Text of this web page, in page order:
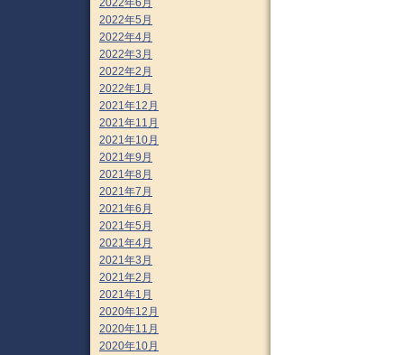
2022年6月
2022年5月
2022年4月
2022年3月
2022年2月
2022年1月
2021年12月
2021年11月
2021年10月
2021年9月
2021年8月
2021年7月
2021年6月
2021年5月
2021年4月
2021年3月
2021年2月
2021年1月
2020年12月
2020年11月
2020年10月